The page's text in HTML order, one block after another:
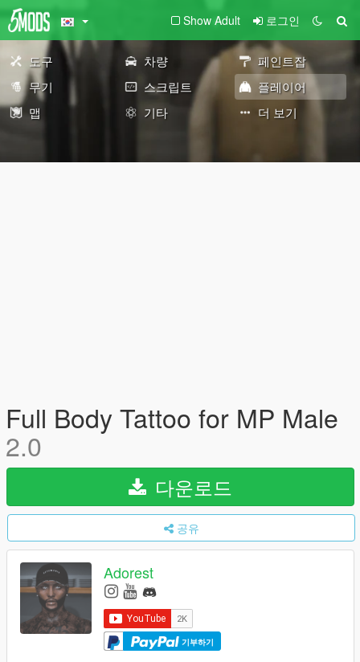
Show Adult 로그인
도구 차량
페인트잡
무기
스크립트
플레이어
맵
기타 더 보기
Full Body Tattoo for MP Male
2.0
다운로드
공유
Adorest
기부하기